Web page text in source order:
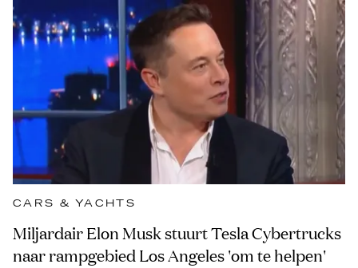
CARS & YACHTS
Miljardair Elon Musk stuurt Tesla Cybertrucks
naar rampgebied Los Angeles 'om te helpen'